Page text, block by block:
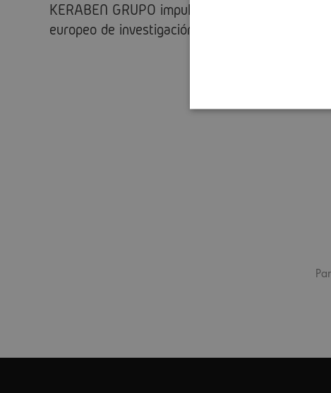
KERABEN GRUPO impulsa el proyecto
europeo de investigación DESTINY